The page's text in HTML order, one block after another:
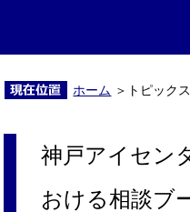
ホーム ＞トピックス
神戸アイセン
おける相談ブ